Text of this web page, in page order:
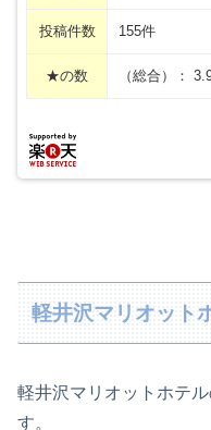
投稿件数 155件
★の数 （総合）：
軽井沢マリオット
軽井沢マリオットホテ
す。